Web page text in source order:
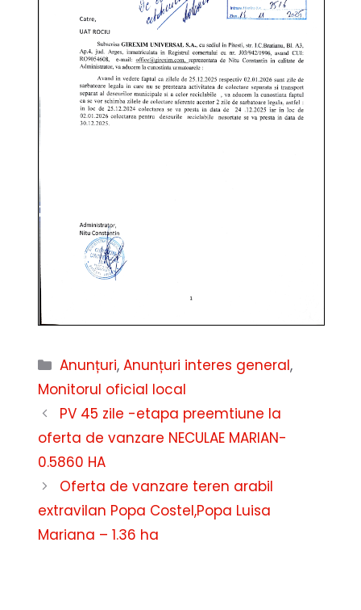
Categorii
Anunțuri,Anunțuri interes general,
Monitorul oficial local
PV 45 zile -etapa preemtiune la
oferta de vanzare NECULAE MARIAN-
0.5860 HA
Oferta de vanzare teren arabil
extravilan Popa Costel,Popa Luisa
Mariana – 1.36 ha